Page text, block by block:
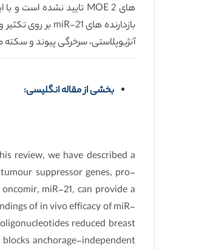
آنژیوپلاستی، سرخرگی پیوند و سکته مغزی
بخشی از مقاله انگلیسی:
review, we have described a
suppressor genes, pro-
miR-21, can provide a
of in vivo efficacy of miR-
reduced breast
anchorage-independent